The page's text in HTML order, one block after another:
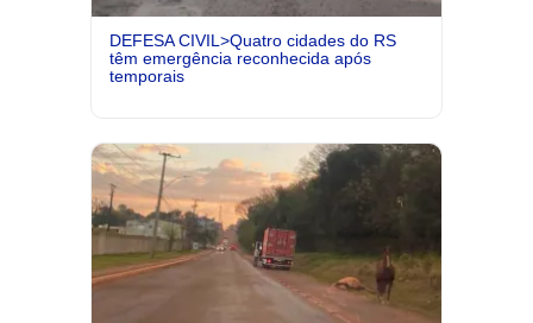
DEFESA CIVIL>Quatro cidades do RS
têm emergência reconhecida após
temporais